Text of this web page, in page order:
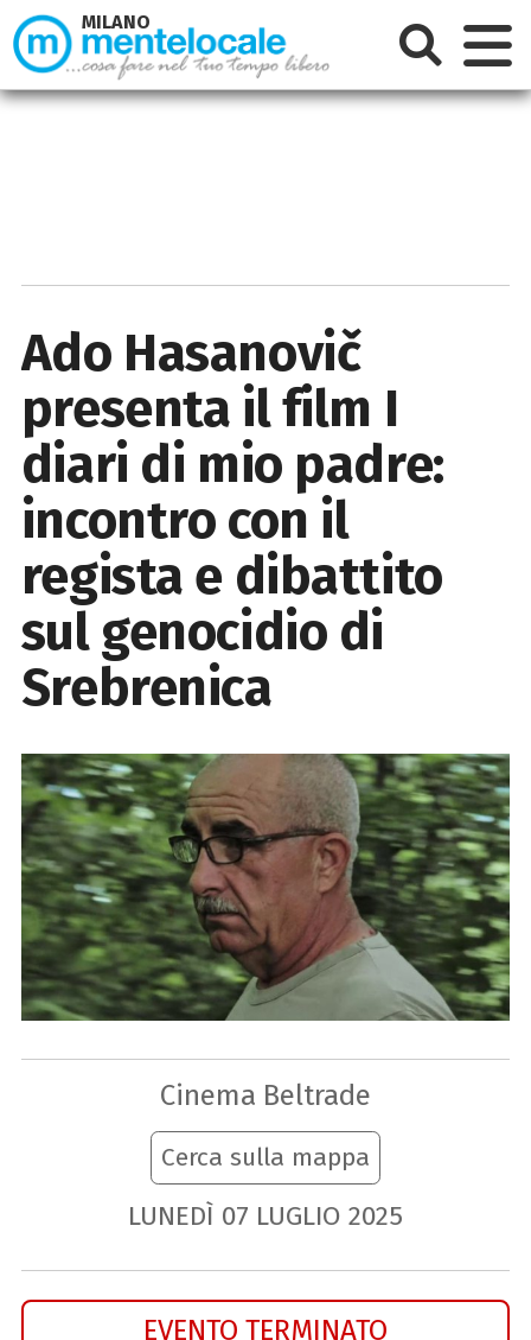
Ado Hasanovič
presenta il film I
diari di mio padre:
incontro con il
regista e dibattito
sul genocidio di
Srebrenica
Cinema Beltrade
Cerca sulla mappa
LUNEDÌ 07 LUGLIO 2025
EVENTO TERMINATO
MILANO